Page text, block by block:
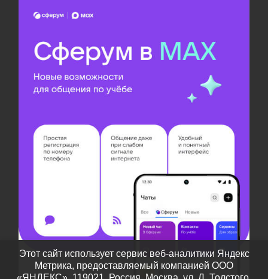
Этот сайт использует сервис веб-аналитики Яндекс
Метрика, предоставляемый компанией ООО